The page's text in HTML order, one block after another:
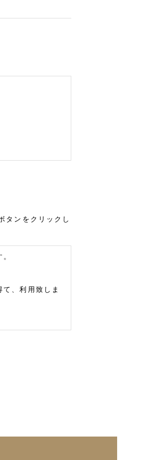
タンをクリックし
、利用致しま
だいた場合を